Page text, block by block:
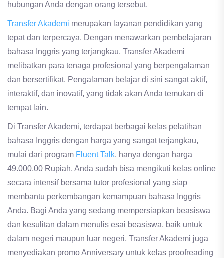
hubungan Anda dengan orang tersebut.
Transfer Akademi merupakan layanan pendidikan yang
tepat dan terpercaya. Dengan menawarkan pembelajaran
bahasa Inggris yang terjangkau, Transfer Akademi
melibatkan para tenaga profesional yang berpengalaman
dan bersertifikat. Pengalaman belajar di sini sangat aktif,
interaktif, dan inovatif, yang tidak akan Anda temukan di
tempat lain.
Di Transfer Akademi, terdapat berbagai kelas pelatihan
bahasa Inggris dengan harga yang sangat terjangkau,
mulai dari program Fluent Talk, hanya dengan harga
49.000,00 Rupiah, Anda sudah bisa mengikuti kelas online
secara intensif bersama tutor profesional yang siap
membantu perkembangan kemampuan bahasa Inggris
Anda. Bagi Anda yang sedang mempersiapkan beasiswa
dan kesulitan dalam menulis esai beasiswa, baik untuk
dalam negeri maupun luar negeri, Transfer Akademi juga
menyediakan promo Anniversary untuk kelas proofreading